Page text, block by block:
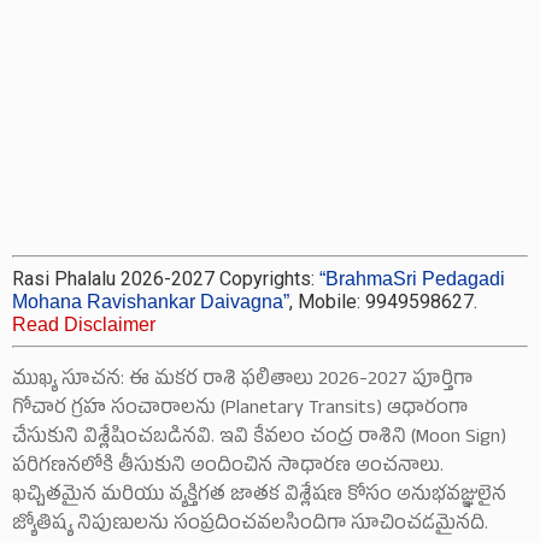
Rasi Phalalu 2026-2027 Copyrights: “BrahmaSri Pedagadi
Mohana Ravishankar Daivagna”, Mobile: 9949598627.
Read Disclaimer
ముఖ్య సూచన: ఈ మకర రాశి ఫలితాలు 2026-2027 పూర్తిగా
గోచార గ్రహ సంచారాలను (Planetary Transits) ఆధారంగా
చేసుకుని విశ్లేషించబడినవి. ఇవి కేవలం చంద్ర రాశిని (Moon Sign)
పరిగణనలోకి తీసుకుని అందించిన సాధారణ అంచనాలు.
ఖచ్చితమైన మరియు వ్యక్తిగత జాతక విశ్లేషణ కోసం అనుభవజ్ఞులైన
జ్యోతిష్య నిపుణులను సంప్రదించవలసిందిగా సూచించడమైనది.